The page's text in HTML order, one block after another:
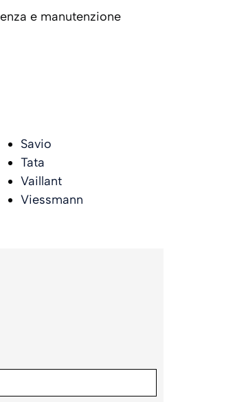
e manutenzione
Savio
Tata
Vaillant
Viessmann